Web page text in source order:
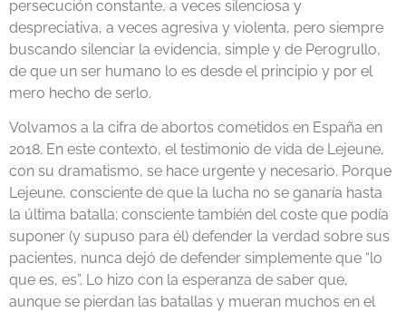
persecución constante, a veces silenciosa y
despreciativa, a veces agresiva y violenta, pero siempre
buscando silenciar la evidencia, simple y de Perogrullo,
de que un ser humano lo es desde el principio y por el
mero hecho de serlo.
Volvamos a la cifra de abortos cometidos en España en
2018. En este contexto, el testimonio de vida de Lejeune,
con su dramatismo, se hace urgente y necesario. Porque
Lejeune, consciente de que la lucha no se ganaría hasta
la última batalla; consciente también del coste que podía
suponer (y supuso para él) defender la verdad sobre sus
pacientes, nunca dejó de defender simplemente que “lo
que es, es”. Lo hizo con la esperanza de saber que,
aunque se pierdan las batallas y mueran muchos en el